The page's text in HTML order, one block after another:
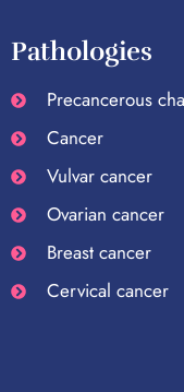
Pathologies
Precancerous
Cancer
Vulvar cancer
Ovarian cancer
Breast cancer
Cervical cancer